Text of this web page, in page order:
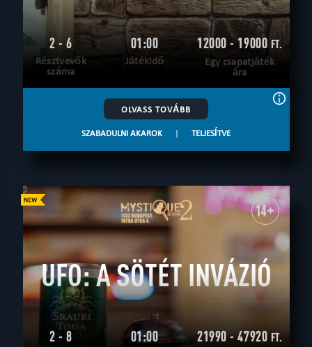
2 - 6
Résztvevők
száma
01:00
Játékidő
12000 - 19000 FT.
Egy csapatjáték
ára
OLVASS TOVÁBB
SZABADULNI AKAROK | TELJESÍTVE
14+
UFO: A SÖTÉT INVÁZIÓ
2 - 8 01:00 21990 - 47920 FT.